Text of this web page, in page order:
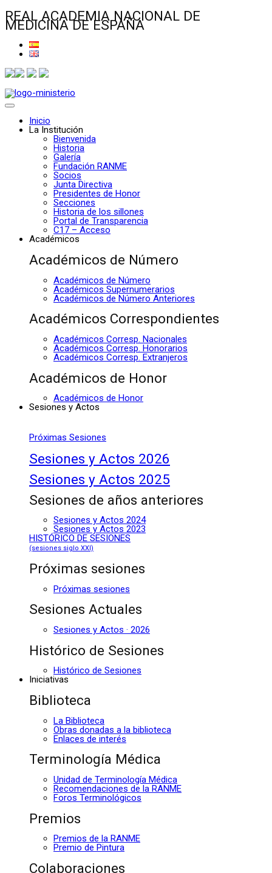
REAL ACADEMIA NACIONAL DE
MEDICINA DE ESPAÑA
Inicio
La Institución
Bienvenida
Historia
Galería
Fundación RANME
Socios
Junta Directiva
Presidentes de Honor
Secciones
Historia de los sillones
Portal de Transparencia
C17 – Acceso
Académicos
Académicos de Número
Académicos de Número
Académicos Supernumerarios
Académicos de Número Anteriores
Académicos Correspondientes
Académicos Corresp. Nacionales
Académicos Corresp. Honorarios
Académicos Corresp. Extranjeros
Académicos de Honor
Académicos de Honor
Sesiones y Actos
Próximas Sesiones
Sesiones y Actos 2026
Sesiones y Actos 2025
Sesiones de años anteriores
Sesiones y Actos 2024
Sesiones y Actos 2023
HISTÓRICO DE SESIONES
(sesiones siglo XXI)
Próximas sesiones
Próximas sesiones
Sesiones Actuales
Sesiones y Actos · 2026
Histórico de Sesiones
Histórico de Sesiones
Iniciativas
Biblioteca
La Biblioteca
Obras donadas a la biblioteca
Enlaces de interés
Terminología Médica
Unidad de Terminología Médica
Recomendaciones de la RANME
Foros Terminológicos
Premios
Premios de la RANME
Premio de Pintura
Colaboraciones